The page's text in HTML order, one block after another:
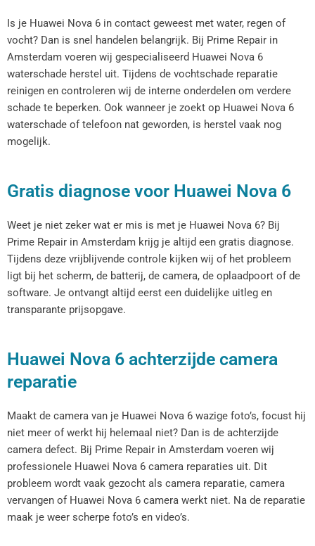
Is je Huawei Nova 6 in contact geweest met water, regen of
vocht? Dan is snel handelen belangrijk. Bij Prime Repair in
Amsterdam voeren wij gespecialiseerd Huawei Nova 6
waterschade herstel uit. Tijdens de vochtschade reparatie
reinigen en controleren wij de interne onderdelen om verdere
schade te beperken. Ook wanneer je zoekt op Huawei Nova 6
waterschade of telefoon nat geworden, is herstel vaak nog
mogelijk.
Gratis diagnose voor Huawei Nova 6
Weet je niet zeker wat er mis is met je Huawei Nova 6? Bij
Prime Repair in Amsterdam krijg je altijd een gratis diagnose.
Tijdens deze vrijblijvende controle kijken wij of het probleem
ligt bij het scherm, de batterij, de camera, de oplaadpoort of de
software. Je ontvangt altijd eerst een duidelijke uitleg en
transparante prijsopgave.
Huawei Nova 6 achterzijde camera
reparatie
Maakt de camera van je Huawei Nova 6 wazige foto’s, focust hij
niet meer of werkt hij helemaal niet? Dan is de achterzijde
camera defect. Bij Prime Repair in Amsterdam voeren wij
professionele Huawei Nova 6 camera reparaties uit. Dit
probleem wordt vaak gezocht als camera reparatie, camera
vervangen of Huawei Nova 6 camera werkt niet. Na de reparatie
maak je weer scherpe foto’s en video’s.